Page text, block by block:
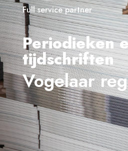
Full service partner
Periodieken
tijdschriften
Vogelaar